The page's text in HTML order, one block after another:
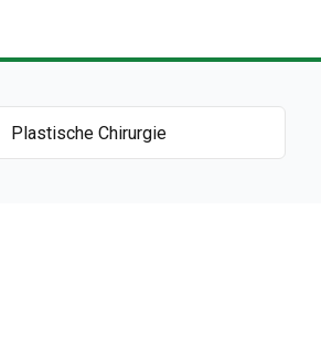
Plastische Chirurgie